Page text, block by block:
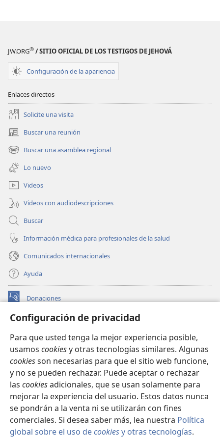
Configuración de privacidad
Para que usted tenga la mejor experiencia posible,
usamos cookiesy otras tecnologías similares. Algunas
cookiesson necesarias para que el sitio web funcione,
y no se pueden rechazar. Puede aceptar o rechazar
las cookiesadicionales, que se usan solamente para
mejorar la experiencia del usuario. Estos datos nunca
se pondrán a la venta ni se utilizarán con fines
comerciales. Si desea saber más, lea nuestra Política
global sobre el uso decookiesy otras tecnologías.
JW.ORG® / SITIO OFICIAL DE LOS TESTIGOS DE JEHOVÁ
Configuración de la apariencia
Enlaces directos
Solicite una visita
Buscar una reunión
(abre
una
nueva
ventana)
Buscar una asamblea regional
(abre
una
nueva
ventana)
Lo nuevo
Videos
Videos con audiodescripciones
Buscar
Información médica para profesionales de la salud
Comunicados internacionales
Ayuda
Donaciones
(abre
nueva BIBLIOTECA EN LÍNEA Watchtower™
una
nueva
ventana)
JW Hub
(abre
una
nueva
ventana)
JW Library
Watchtower Library